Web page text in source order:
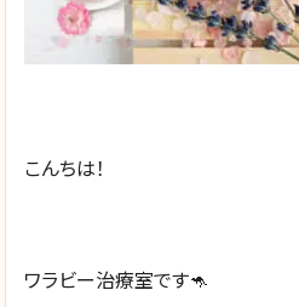
こんちは！
ワラビー治療室です🦘